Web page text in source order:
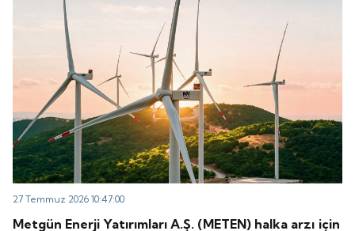
27 Temmuz 2026 10:47:00
Metgün Enerji Yatırımları A.Ş. (METEN) halka arzı için